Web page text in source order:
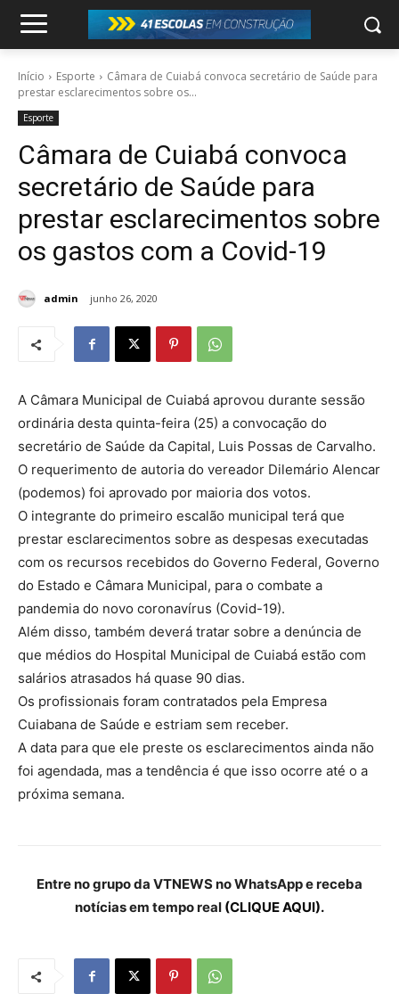
Início Esporte
Câmara de Cuiabá convoca secretário de Saúde para
prestar esclarecimentos sobre os...
Esporte
Câmara de Cuiabá convoca
secretário de Saúde para
prestar esclarecimentos sobre
os gastos com a Covid-19
admin junho 26, 2020
A Câmara Municipal de Cuiabá aprovou durante sessão
ordinária desta quinta-feira (25) a convocação do
secretário de Saúde da Capital, Luis Possas de Carvalho.
O requerimento de autoria do vereador Dilemário Alencar
(podemos) foi aprovado por maioria dos votos.
O integrante do primeiro escalão municipal terá que
prestar esclarecimentos sobre as despesas executadas
com os recursos recebidos do Governo Federal, Governo
do Estado e Câmara Municipal, para o combate a
pandemia do novo coronavírus (Covid-19).
Além disso, também deverá tratar sobre a denúncia de
que médios do Hospital Municipal de Cuiabá estão com
salários atrasados há quase 90 dias.
Os profissionais foram contratados pela Empresa
Cuiabana de Saúde e estriam sem receber.
A data para que ele preste os esclarecimentos ainda não
foi agendada, mas a tendência é que isso ocorre até o a
próxima semana.
Entre no grupo da VTNEWS no WhatsApp e receba
notícias em tempo real (CLIQUE AQUI).